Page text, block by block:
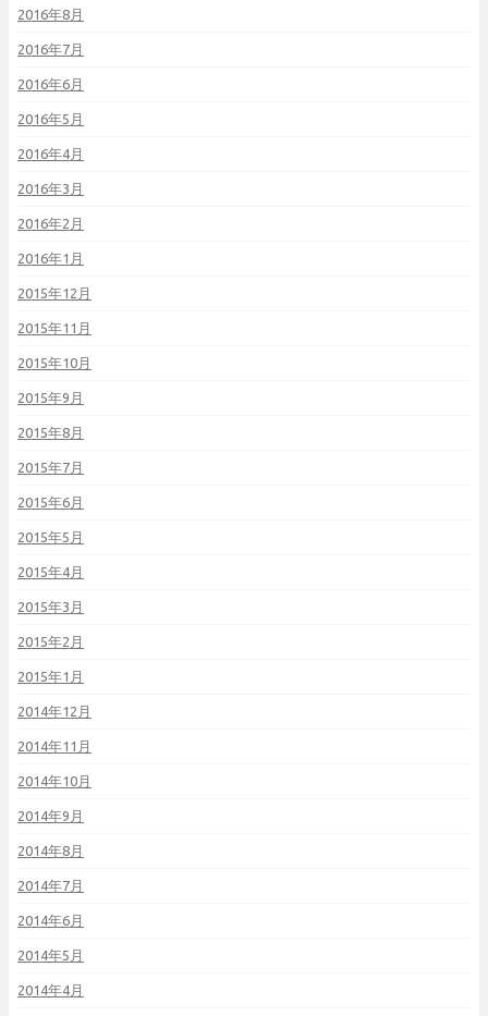
2016年8月
2016年7月
2016年6月
2016年5月
2016年4月
2016年3月
2016年2月
2016年1月
2015年12月
2015年11月
2015年10月
2015年9月
2015年8月
2015年7月
2015年6月
2015年5月
2015年4月
2015年3月
2015年2月
2015年1月
2014年12月
2014年11月
2014年10月
2014年9月
2014年8月
2014年7月
2014年6月
2014年5月
2014年4月